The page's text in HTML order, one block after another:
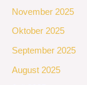
November 2025
Oktober 2025
September 2025
August 2025